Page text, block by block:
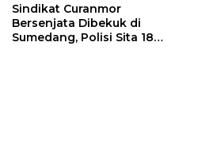
Sindikat Curanmor
Bersenjata Dibekuk di
Sumedang, Polisi Sita 18